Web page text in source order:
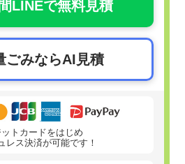
LINEで無料見積
ごみならAI見積
トカードをはじめ
レス決済が可能です！